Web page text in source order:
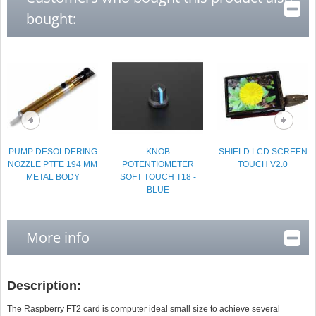
bought:
PUMP DESOLDERING
NOZZLE PTFE 194 MM
METAL BODY
KNOB
POTENTIOMETER
SOFT TOUCH T18 -
BLUE
SHIELD LCD SCREEN
TOUCH V2.0
More info
Description:
The Raspberry FT2 card is computer ideal small size to achieve several